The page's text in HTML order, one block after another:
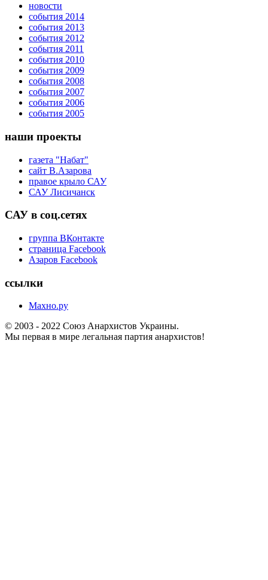
новости
события 2014
события 2013
события 2012
события 2011
события 2010
события 2009
события 2008
события 2007
события 2006
события 2005
наши проекты
газета "Набат"
сайт В.Азарова
правое крыло САУ
САУ Лисичанск
САУ в соц.сетях
группа ВКонтакте
страница Facebook
Азаров Facebook
ссылки
Махно.ру
© 2003 - 2022 Союз Анархистов Украины.
Мы первая в мире легальная партия анархистов!